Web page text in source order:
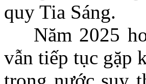
quy Tia Sáng.
Năm 2025
vẫn tiếp tục gặp